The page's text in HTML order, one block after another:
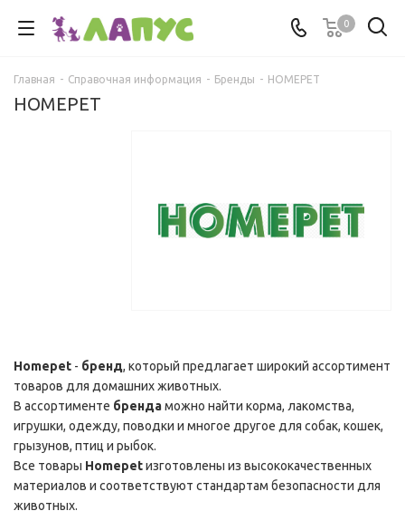
0
Главная - Справочная информация - Бренды - HOMEPET
HOMEPET
Homepet - бренд, который предлагает широкий ассортимент
товаров для домашних животных.
В ассортименте брендаможно найти корма, лакомства,
игрушки, одежду, поводки и многое другое для собак, кошек,
грызунов, птиц и рыбок.
Все товары Homepetизготовлены из высококачественных
материалов и соответствуют стандартам безопасности для
животных.